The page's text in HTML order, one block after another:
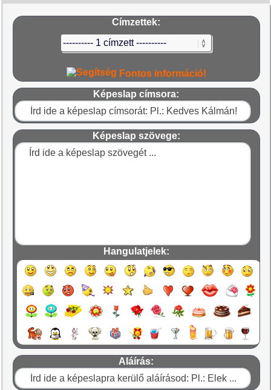
Címzettek:
Fontos információ!
Képeslap címsora:
Képeslap szövege:
Hangulatjelek:
Aláírás: